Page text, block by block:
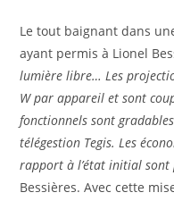
Le tout baignant dans
ayant permis à Lionel
lumière libre… Les
W par appareil et sont
fonctionnels sont
télégestion Tegis. Les
rapport à l’état initial sont
Bessières. Avec cette